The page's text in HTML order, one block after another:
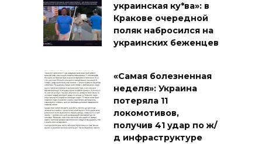
украинская ку*ва»: в
Кракове очередной
поляк набросился на
украинских беженцев
«Самая болезненная
неделя»: Украина
потеряла 11
локомотивов,
получив 41 удар по ж/
д инфраструктуре